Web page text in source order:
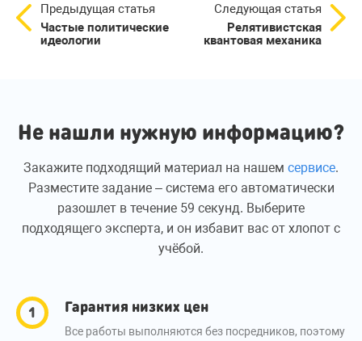
Предыдущая статья
Частые политические
идеологии
Следующая статья
Релятивистская
квантовая механика
Не нашли нужную информацию?
Закажите подходящий материал на нашем сервисе.
Разместите задание – система его автоматически
разошлет в течение 59 секунд. Выберите
подходящего эксперта, и он избавит вас от хлопот с
учёбой.
Гарантия низких цен
Все работы выполняются без посредников, поэтому